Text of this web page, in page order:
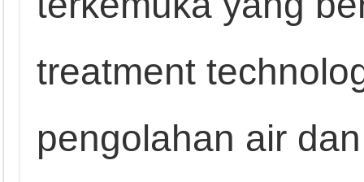
treatment
pengolahan air